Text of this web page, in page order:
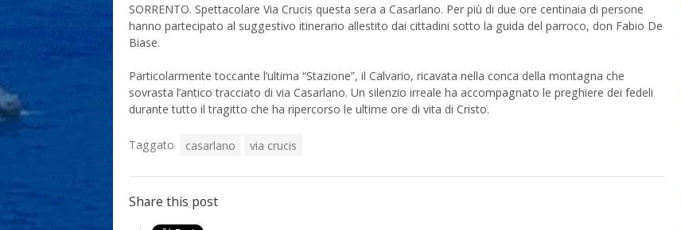
SORRENTO. Spettacolare Via Crucis questa sera a Casarlano. Per più di due ore centinaia di persone
hanno partecipato al suggestivo itinerario allestito dai cittadini sotto la guida del parroco, don Fabio De
Biase.
Particolarmente toccante l’ultima “Stazione”, il Calvario, ricavata nella conca della montagna che
sovrasta l’antico tracciato di via Casarlano. Un silenzio irreale ha accompagnato le preghiere dei fedeli
durante tutto il tragitto che ha ripercorso le ultime ore di vita di Cristo.
Taggato casarlano via crucis
Share this post